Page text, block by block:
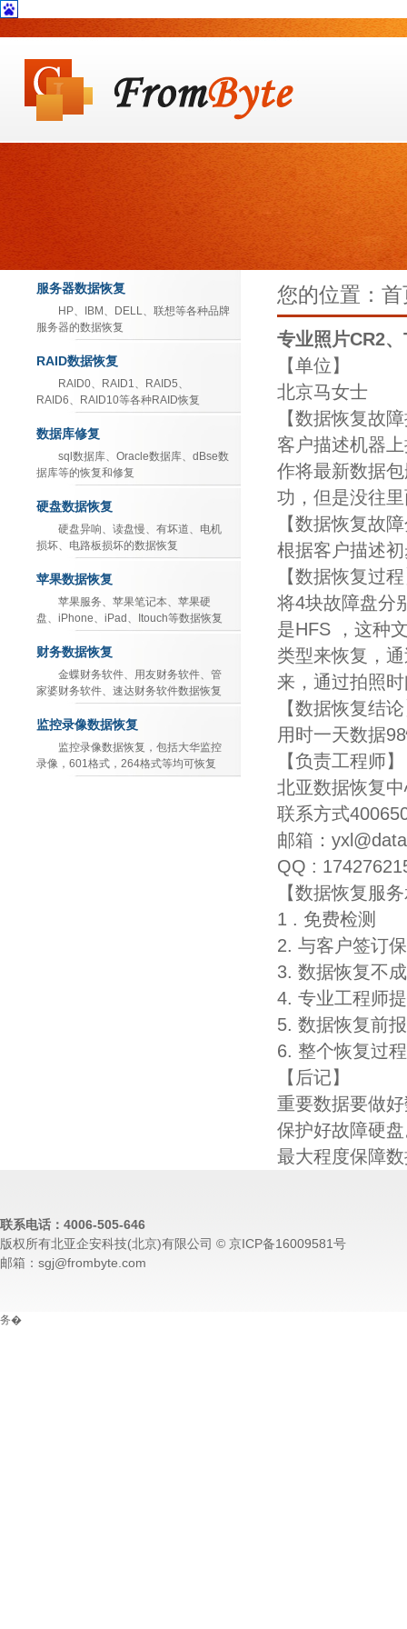
服务器数据恢复
HP、IBM、DELL、联想等各种品牌
服务器的数据恢复
RAID数据恢复
RAID0、RAID1、RAID5、
RAID6、RAID10等各种RAID恢复
数据库修复
sql数据库、Oracle数据库、dBse数
据库等的恢复和修复
硬盘数据恢复
硬盘异响、读盘慢、有坏道、电机
损坏、电路板损坏的数据恢复
苹果数据恢复
苹果服务、苹果笔记本、苹果硬
盘、iPhone、iPad、Itouch等数据恢复
财务数据恢复
金蝶财务软件、用友财务软件、管
家婆财务软件、速达财务软件数据恢复
监控录像数据恢复
监控录像数据恢复，包括大华监控
录像，601格式，264格式等均可恢复
您的位置：
专业照片CR2
【单位】
北京马女士
【数据恢复故
客户描述机器
作将最新数据
功，但是没往
【数据恢复故
根据客户描述
【数据恢复过
将4块故障盘分
是HFS ，这种
类型来恢复，
来，通过拍照
【数据恢复结
用时一天数据
【负责工程师】
北亚数据恢复
联系方式
邮箱：
QQ :
【数据恢复服
1 . 免费检测
2. 与客户签订
3. 数据恢复不
4. 专业工程师
5. 数据恢复前
6. 整个恢复过
【后记】
重要数据要做
保护好故障硬
最大程度保障
联系电话：4006-505-646
版权所有北亚企安科技(北京)有限公司 © 京ICP备16009581号
邮箱：sgj@frombyte.com
务�